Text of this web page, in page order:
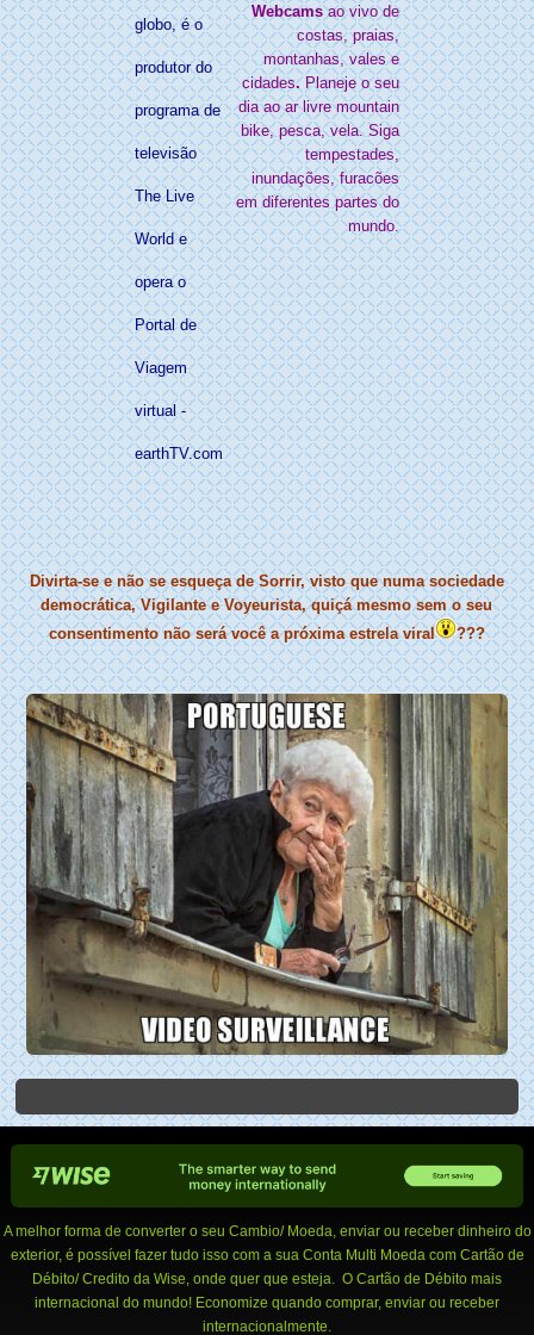
globo, é o
produtor do
programa de
televisão
The Live
World e
opera o
Portal de
Viagem
virtual -
earthTV.com
Webcamsao vivo de
costas, praias,
montanhas, vales e
cidades.Planeje o seu
dia ao ar livre mountain
bike, pesca, vela. Siga
tempestades,
inundações, furacões
em diferentes partes do
mundo.
Divirta-se e não se esqueça de Sorrir, visto que numa sociedade
democrática, Vigilante e Voyeurista, quiçá mesmo sem o seu
consentimento não será você a próxima estrela viral
???
A melhor forma de converter o seu Cambio/ Moeda, enviar ou receber dinheiro do
exterior, é possível fazer tudo isso com a sua Conta Multi Moeda com Cartão de
Débito/ Credito da Wise, onde quer que esteja. O Cartão de Débito mais
internacional do mundo! Economize quando comprar, enviar ou receber
internacionalmente.